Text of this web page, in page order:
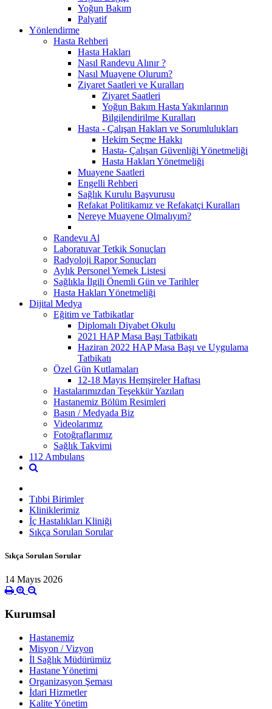
Yoğun Bakım
Palyatif
Yönlendirme
Hasta Rehberi
Hasta Hakları
Nasıl Randevu Alınır ?
Nasıl Muayene Olurum?
Ziyaret Saatleri ve Kuralları
Ziyaret Saatleri
Yoğun Bakım Hasta Yakınlarının
Bilgilendirilme Kuralları
Hasta - Çalışan Hakları ve Sorumlulukları
Hekim Seçme Hakkı
Hasta- Çalışan Güvenliği Yönetmeliği
Hasta Hakları Yönetmeliği
Muayene Saatleri
Engelli Rehberi
Sağlık Kurulu Başvurusu
Refakat Politikamız ve Refakatçi Kuralları
Nereye Muayene Olmalıyım?
Randevu Al
Laboratuvar Tetkik Sonuçları
Radyoloji Rapor Sonuçları
Aylık Personel Yemek Listesi
Sağlıkla İlgili Önemli Gün ve Tarihler
Hasta Hakları Yönetmeliği
Dijital Medya
Eğitim ve Tatbikatlar
Diplomalı Diyabet Okulu
2021 HAP Masa Başı Tatbikatı
Haziran 2022 HAP Masa Başı ve Uygulama
Tatbikatı
Özel Gün Kutlamaları
12-18 Mayıs Hemşireler Haftası
Hastalarımızdan Teşekkür Yazıları
Hastanemiz Bölüm Resimleri
Basın / Medyada Biz
Videolarımız
Fotoğraflarımız
Sağlık Takvimi
112 Ambulans
Tıbbi Birimler
Kliniklerimiz
İç Hastalıkları Kliniği
Sıkça Sorulan Sorular
Sıkça Sorulan Sorular
14 Mayıs 2026
Kurumsal
Hastanemiz
Misyon / Vizyon
İl Sağlık Müdürümüz
Hastane Yönetimi
Organizasyon Şeması
İdari Hizmetler
Kalite Yönetim